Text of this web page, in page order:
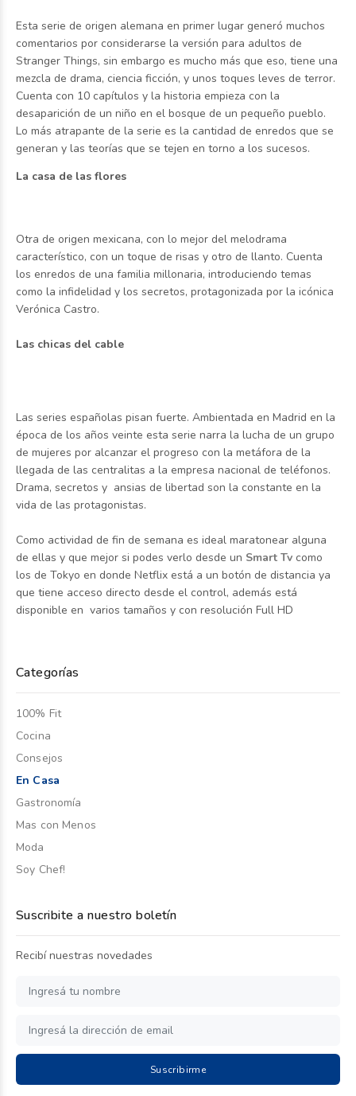
Esta serie de origen alemana en primer lugar generó muchos
comentarios por considerarse la versión para adultos de
Stranger Things, sin embargo es mucho más que eso, tiene una
mezcla de drama, ciencia ficción, y unos toques leves de terror.
Cuenta con 10 capítulos y la historia empieza con la
desaparición de un niño en el bosque de un pequeño pueblo.
Lo más atrapante de la serie es la cantidad de enredos que se
generan y las teorías que se tejen en torno a los sucesos.
La casa de las flores
Otra de origen mexicana, con lo mejor del melodrama
característico, con un toque de risas y otro de llanto. Cuenta
los enredos de una familia millonaria, introduciendo temas
como la infidelidad y los secretos, protagonizada por la icónica
Verónica Castro.
Las chicas del cable
Las series españolas pisan fuerte. Ambientada en Madrid en la
época de los años veinte esta serie narra la lucha de un grupo
de mujeres por alcanzar el progreso con la metáfora de la
llegada de las centralitas a la empresa nacional de teléfonos.
Drama, secretos y ansias de libertad son la constante en la
vida de las protagonistas.
Como actividad de fin de semana es ideal maratonear alguna
de ellas y que mejor si podes verlo desde un Smart Tv como
los de Tokyo en donde Netflix está a un botón de distancia ya
que tiene acceso directo desde el control, además está
disponible en varios tamaños y con resolución Full HD
Categorías
100% Fit
Cocina
Consejos
En Casa
Gastronomía
Mas con Menos
Moda
Soy Chef!
Suscribite a nuestro boletín
Recibí nuestras novedades
Suscribirme